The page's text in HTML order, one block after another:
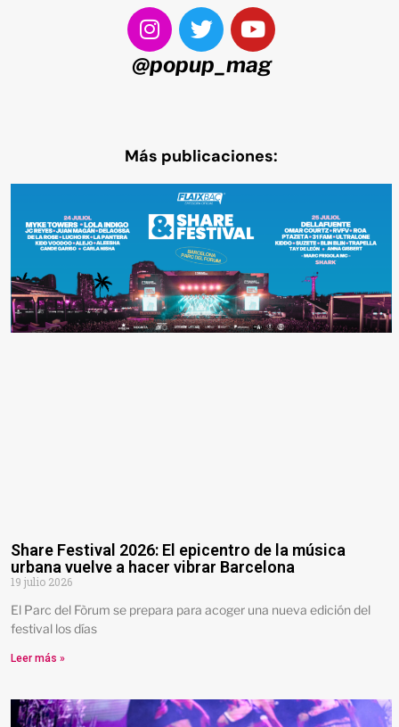
@popup_mag
Más publicaciones:
Share Festival 2026: El epicentro de la música
urbana vuelve a hacer vibrar Barcelona
19 julio 2026
El Parc del Fòrum se prepara para acoger una nueva edición del
festival los días
Leer más »